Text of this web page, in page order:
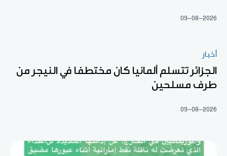
09-08-2026
أخبار
الجزائر تتسلم ألمانيا كان مختطفا في النيجر من
طرف مسلحين
09-08-2026